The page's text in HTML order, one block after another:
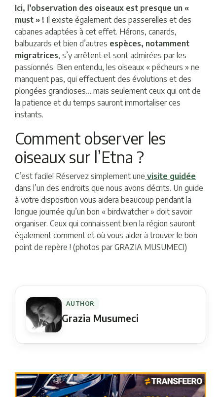
Ici, l’observation des oiseaux est presque un «
must » ! Il existe également des passerelles et des
cabanes adaptées à cet effet. Hérons, canards,
balbuzards et bien d’autres espèces, notamment
migratrices, s’y arrêtent et sont admirées par les
passionnés. Bien entendu, les oiseaux « pêcheurs » ne
manquent pas, qui effectuent des évolutions et des
plongées grandioses… mais seulement ceux qui ont de
la patience et du temps sauront immortaliser ces
instants.
Comment observer les
oiseaux sur l’Etna ?
C’est facile! Réservez simplement une visite guidée
dans l’un des endroits que nous avons décrits. Un guide
à votre disposition vous aidera beaucoup pendant la
longue journée qu’un bon « birdwatcher » doit savoir
organiser. Ceux qui connaissent bien la région sauront
également comment et où vous aider à trouver le bon
point de repère ! (photos par GRAZIA MUSUMECI)
AUTHOR
Grazia Musumeci